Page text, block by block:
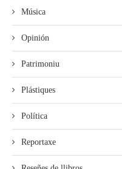
Música
Opinión
Patrimoniu
Plástiques
Política
Reportaxe